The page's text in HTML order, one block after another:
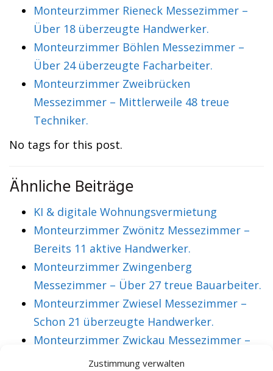
Zustimmung verwalten
Monteurzimmer Rieneck Messezimmer –
Über 18 überzeugte Handwerker.
Monteurzimmer Böhlen Messezimmer –
Über 24 überzeugte Facharbeiter.
Monteurzimmer Zweibrücken
Messezimmer – Mittlerweile 48 treue
Techniker.
No tags for this post.
Ähnliche Beiträge
KI & digitale Wohnungsvermietung
Monteurzimmer Zwönitz Messezimmer –
Bereits 11 aktive Handwerker.
Monteurzimmer Zwingenberg
Messezimmer – Über 27 treue Bauarbeiter.
Monteurzimmer Zwiesel Messezimmer –
Schon 21 überzeugte Handwerker.
Monteurzimmer Zwickau Messezimmer –
Über 36 treue Montagearbeiter.